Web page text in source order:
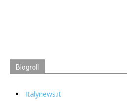
Blogroll
Italynews.it